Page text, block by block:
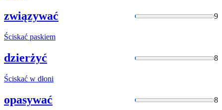
związywać 9
Ściskać paskiem
dzierżyć 8
Ściskać w dłoni
opasywać 8